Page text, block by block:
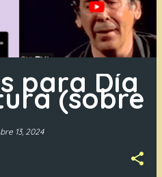
para Día
(sobre
13, 2024